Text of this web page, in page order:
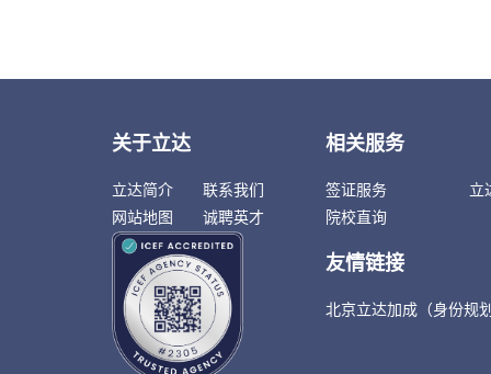
关于立达
立达简介
联系我们
网站地图
诚聘英才
相关服务
签证服务
立
院校直询
友情链接
北京立达加成（身份规